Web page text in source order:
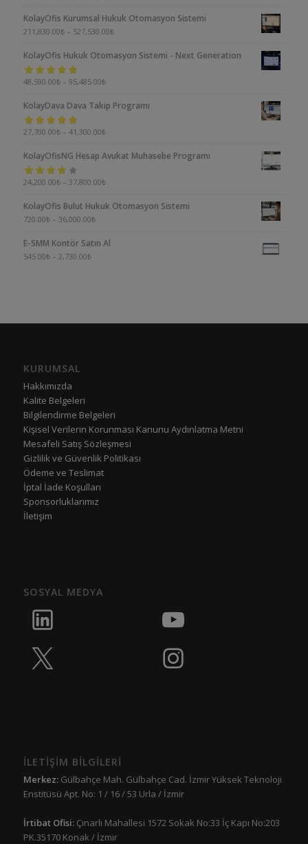
KolayOfis Kurumsal Hukuk Otomasyon Sistemi
211,830.00₺ – 527,530.00₺
KolayOfis Hukuk Otomasyon Sistemi - Next Generation
5 üzerinden
48,590.00₺ – 95,485.00₺
KolayDava Dava Takip Programı
5 üzerinden
27,700.00₺ – 41,300.00₺
KolayOfisNG Hesap Avukat Muhasebe Programı
5
4.00oy aldı
24,200.00₺ – 37,800.00₺
KolayOfis Bulut Hukuk Otomasyon Sistemi
720.00₺ – 36,000.00₺
E-SMM Kontör Satın Al
545.00₺ – 2,730.00₺
KURUMSAL
Hakkımızda
Kalite Belgeleri
Bilgilendirme Belgeleri
Kişisel Verilerin Korunması Kanunu Aydınlatma Metni
Mesafeli Satış Sözleşmesi
Gizlilik ve Güvenlik Politikası
Ödeme ve Teslimat
İptal İade Koşulları
Sponsorluklarımız
İletişim
SOSYAL MEDYA
İLETİŞİM BİLGİLERİ
Merkez:Gülbahçe Mah. Gülbahçe Cad. İzmir Yüksek Teknoloji
Enstitüsü Apt. No: 1 / 16 / 53 Urla / İzmir
İrtibat Ofisi: Çınarlı Mahallesi 1572 Sokak No:33 İç Kapı No:203
PK.35170 Konak / İzmir